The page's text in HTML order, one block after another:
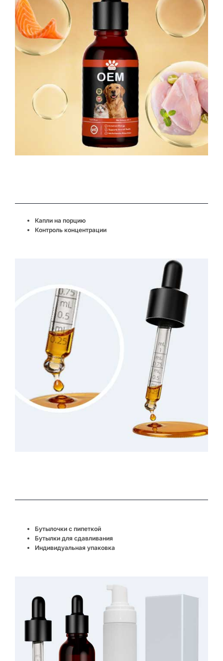
Капли на порцию
Контроль концентрации
Бутылочки с пипеткой
Бутылки для сдавливания
Индивидуальная упаковка